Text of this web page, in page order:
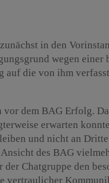
in den
wegen einer
auf die von ihm
dem BAG Erfolg.
erwarten
und nicht an
des BAG
Chatgruppe den
vertraulicher